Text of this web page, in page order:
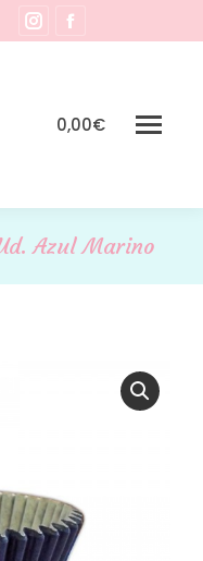
Instagram
page
new
page
in
0,00€
Azul Marino